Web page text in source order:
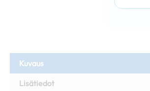
Kuvaus
Lisätiedot